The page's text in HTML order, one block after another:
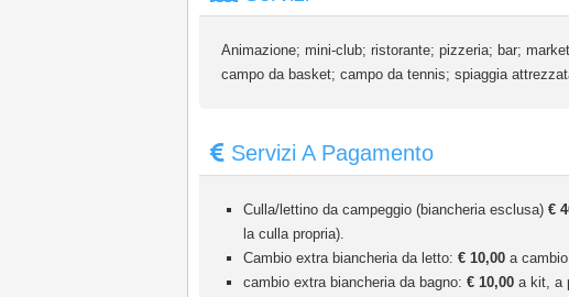
Animazione; mini-club; ristorante; pizzeria; bar;
campo da basket; campo da tennis; spiaggia
Servizi A Pagamento
Culla/lettino da campeggio (biancheria esclusa) €
la culla propria).
Cambio extra biancheria da letto: € 10,00 a
cambio extra biancheria da bagno: € 10,00 a kit, a